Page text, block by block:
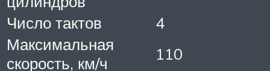
Число тактов
4
Максимальная
скорость, км/ч
110